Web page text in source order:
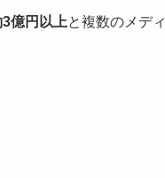
億円以上と複数のメデ